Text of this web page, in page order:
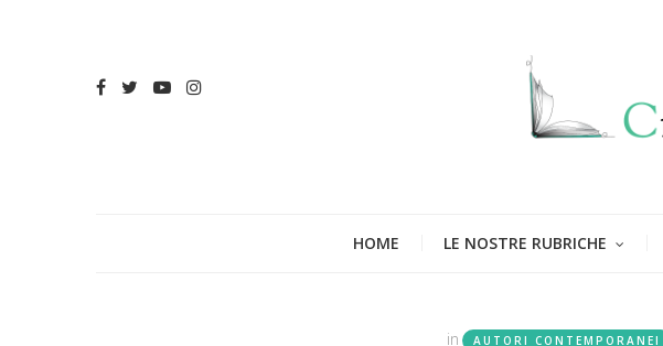
HOME LE NOSTRE RUBRICHE
in AUTORI CONTEMPORANEI